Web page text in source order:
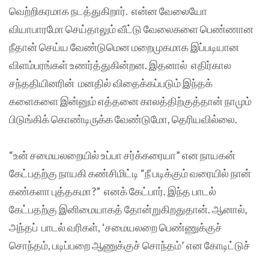
வெற்றிகரமாக நடத்துகிறார். என்ன வேலையோ
வியாபாரமோ செய்தாலும் வீட்டு வேலைகளை பெண்ணான
நீதான் செய்ய வேண்டுமென மறைமுகமாக இப்படியான
விளம்பரங்கள் உணர்த்துகின்றன. இதனால் எதிர்கால
சந்ததியினரின் மனதில் விதைக்கப்படும் இந்தக்
களைகளை இன்னும் எத்தனை காலத்திற்குத்தான் நாமும்
பிடுங்கிக் கொண்டிருக்க வேண்டுமோ, தெரியவில்லை.
“உன் சமையலறையில் உப்பா சர்க்கரையா” என நாயகன்
கேட்பதற்கு நாயகி கண்சிமிட்டி “நீ படிக்கும் வரையில் நான்
கண்களா புத்தகமா?” எனக் கேட்பார். இந்த பாடல்
கேட்பதற்கு இனிமையாகத் தோன்றுகிறதுதான். ஆனால்,
அந்தப் பாடல் வரிகள், ‘சமையலறை பெண்ணுக்குச்
சொந்தம், படிப்பறை ஆணுக்குச் சொந்தம்’ என கோடிட்டுச்